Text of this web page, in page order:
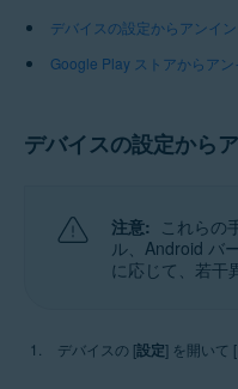
デバイスの設定からアンイ
Google Play ストアからア
デバイスの設定から
注意: これらの
ル、Android バ
に応じて、若干
デバイスの [設定] を開いて [